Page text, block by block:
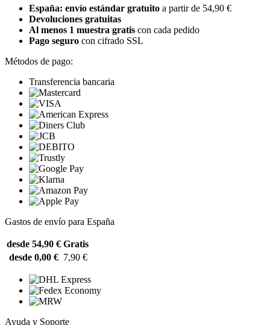
España: envío estándar gratuito a partir de 54,90 €
Devoluciones gratuitas
Al menos 1 muestra gratis con cada pedido
Pago seguro con cifrado SSL
Métodos de pago:
Transferencia bancaria
Gastos de envío para España
desde 54,90 € Gratis
desde 0,00 € 7,90 €
Ayuda y Soporte